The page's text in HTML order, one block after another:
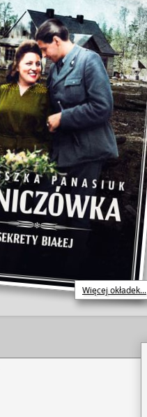
Więcej okładek...